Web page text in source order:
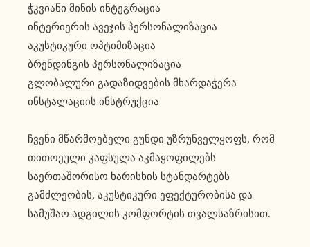
ჭკვიანი მინის ინტეგრაცია
ინტერიერის ავეჯის პერსონალიზაცია
აკუსტიკური ოპტიმიზაცია
ბრენდინგის პერსონალიზაცია
გლობალური გადაზიდვების მხარდაჭერა
ინსტალაციის ინსტრუქცია
ჩვენი მწარმოებელი გუნდი უზრუნველყოფს, რომ
თითოეული კაფსულა აკმაყოფილებს
საერთაშორისო ხარისხის სტანდარტებს
გამძლეობის, აკუსტიკური ეფექტურობისა და
სამუშაო ადგილის კომფორტის თვალსაზრისით.